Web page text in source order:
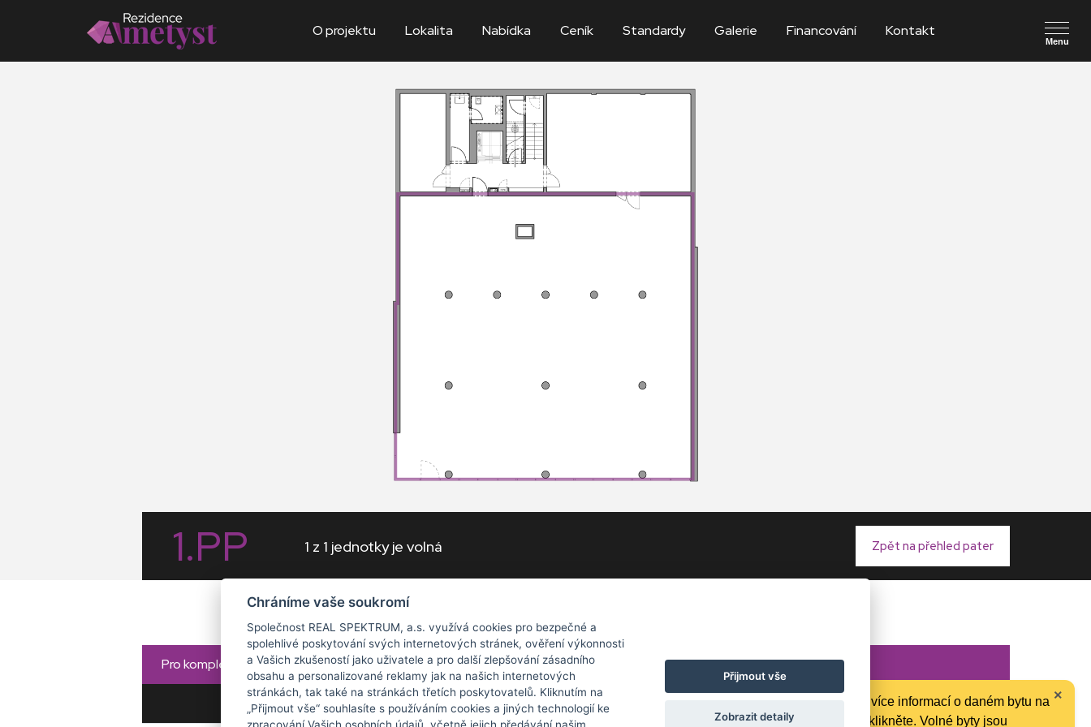
O projektu Lokalita Nabídka Ceník Standardy Galerie Financování Kontakt
1.PP 1 z 1 jednotky je volná Zpět na přehled pater
Pro kompletní zobrazení posuňte tabulku do stran
JEDNOTKA DISPOZICE PODLAHOVÁ PLOCHA (m² ZAHRÁDKA (m² ) SKLEP (m²) CENA ×
Pro více informací o daném bytu na
něj klikněte. Volné byty jsou
Chráníme vaše soukromí
Společnost REAL SPEKTRUM, a.s. využívá cookies pro bezpečné a
spolehlivé poskytování svých internetových stránek, ověření výkonnosti
a Vašich zkušeností jako uživatele a pro další zlepšování zásadního
obsahu a personalizované reklamy jak na našich internetových
stránkách, tak také na stránkách třetích poskytovatelů. Kliknutím na
„Přijmout vše“ souhlasíte s používáním cookies a jiných technologií ke
Přijmout vše
Zobrazit detaily